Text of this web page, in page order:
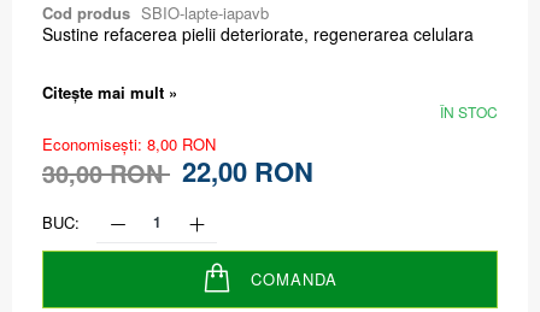
Cod produs SBIO-lapte-iapavb
Sustine refacerea pielii deteriorate, regenerarea celulara
Citește mai mult »
ÎN STOC
Economisești: 8,00 RON
30,00 RON 22,00 RON
BUC:
COMANDA